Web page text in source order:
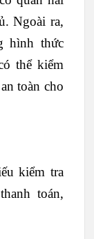
Ngoài ra,
hình thức
thể kiểm
toàn cho
kiểm tra
toán,